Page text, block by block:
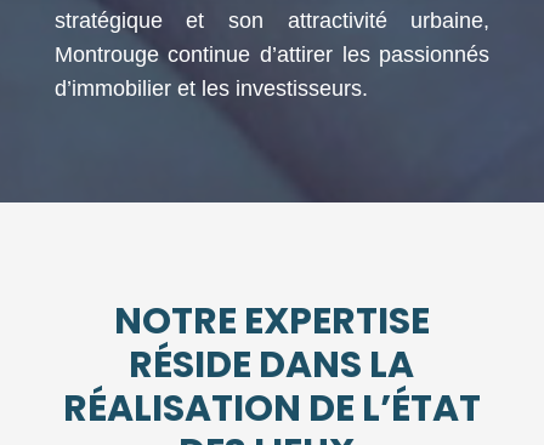
stratégique et son attractivité urbaine,
Montrouge continue d’attirer les passionnés
d’immobilier et les investisseurs.
NOTRE EXPERTISE
RÉSIDE DANS LA
RÉALISATION DE L’ÉTAT